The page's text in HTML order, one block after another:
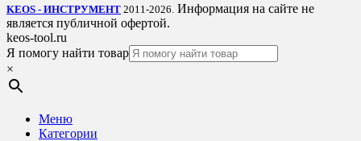
KEOS - ИНСТРУМЕНТ 2011-2026. Информация на сайте не
является публичной офертой.
keos-tool.ru
Я помогу найти товар
×
Меню
Категории